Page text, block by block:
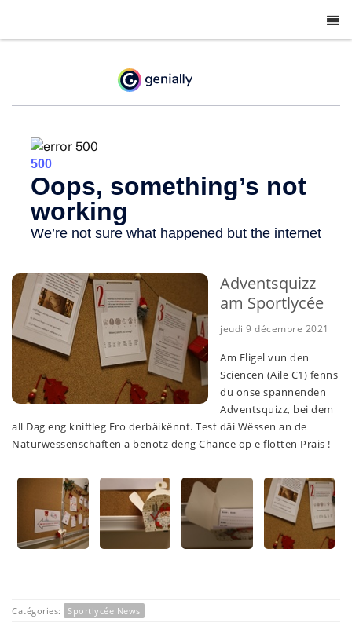
Adventsquizz
am Sportlycée
jeudi 9 décembre 2021
Am Fligel vun den
Sciencen (Aile C1) fënns
du onse spannenden
Adventsquizz, bei dem
all Dag eng kniffleg Fro derbäikënnt. Test däi Wëssen an de
Naturwëssenschaften a benotz deng Chance op e flotten Präis !
Catégories:
Sportlycée News